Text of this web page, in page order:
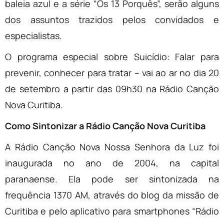
baleia azul e a série “Os 13 Porquês”, serão alguns
dos assuntos trazidos pelos convidados e
especialistas.
O programa especial sobre Suicídio: Falar para
prevenir, conhecer para tratar – vai ao ar no dia 20
de setembro a partir das 09h30 na Rádio Canção
Nova Curitiba.
Como Sintonizar a Rádio Canção Nova Curitiba
A Rádio Canção Nova Nossa Senhora da Luz foi
inaugurada no ano de 2004, na capital
paranaense. Ela pode ser sintonizada na
frequência 1370 AM, através do blog da missão de
Curitiba e pelo aplicativo para smartphones “Rádio